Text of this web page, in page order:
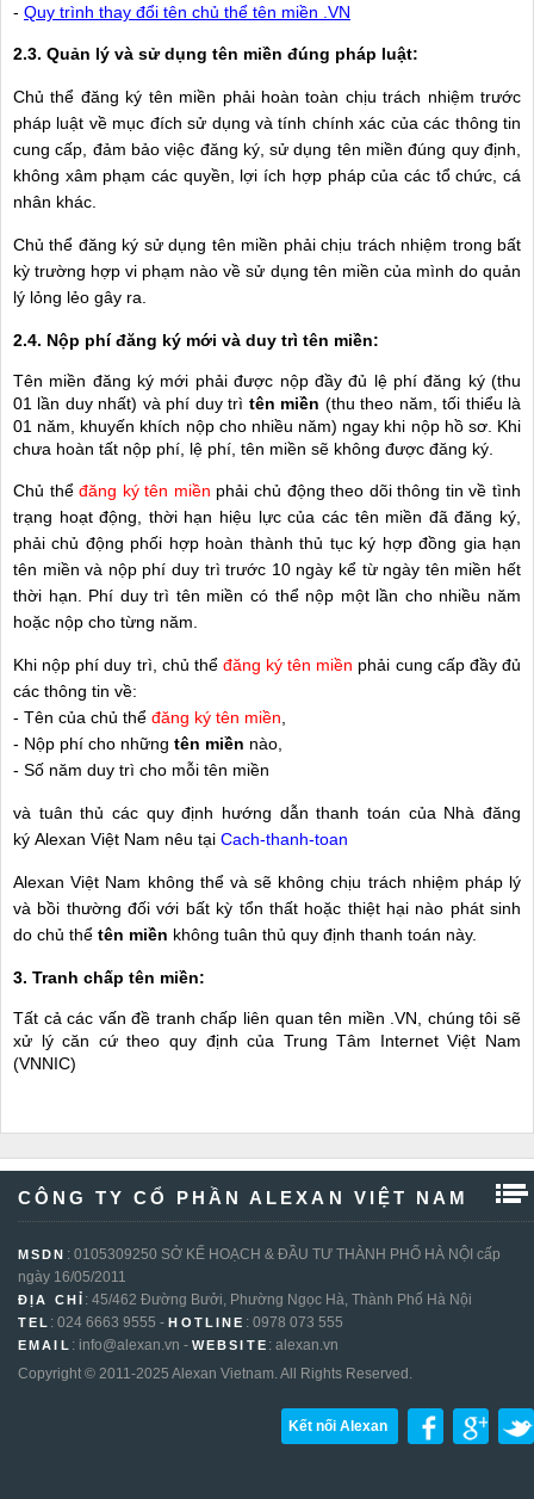
- Quy trình thay đổi tên chủ thể tên miền .VN
2.3. Quản lý và sử dụng tên miền đúng pháp luật:
Chủ thể đăng ký tên miền phải hoàn toàn chịu trách nhiệm trước
pháp luật về mục đích sử dụng và tính chính xác của các thông tin
cung cấp, đảm bảo việc đăng ký, sử dụng tên miền đúng quy định,
không xâm phạm các quyền, lợi ích hợp pháp của các tổ chức, cá
nhân khác.
Chủ thể đăng ký sử dụng tên miền phải chịu trách nhiệm trong bất
kỳ trường hợp vi phạm nào về sử dụng tên miền của mình do quản
lý lỏng lẻo gây ra.
2.4. Nộp phí đăng ký mới và duy trì tên miền:
Tên miền đăng ký mới phải được nộp đầy đủ lệ phí đăng ký (thu
01 lần duy nhất) và phí duy trì tên miền (thu theo năm, tối thiểu là
01 năm, khuyến khích nộp cho nhiều năm) ngay khi nộp hồ sơ. Khi
chưa hoàn tất nộp phí, lệ phí, tên miền sẽ không được đăng ký.
Chủ thểđăng ký tên miền phải chủ động theo dõi thông tin về tình
trạng hoạt động, thời hạn hiệu lực của các tên miền đã đăng ký,
phải chủ động phối hợp hoàn thành thủ tục ký hợp đồng gia hạn
tên miền và nộp phí duy trì trước 10 ngày kể từ ngày tên miền hết
thời hạn. Phí duy trì tên miền có thể nộp một lần cho nhiều năm
hoặc nộp cho từng năm.
Khi nộp phí duy trì, chủ thể đăng ký tên miền phải cung cấp đầy đủ
các thông tin về:
- Tên của chủ thể đăng ký tên miền
- Nộp phí cho những tên miền nào,
- Số năm duy trì cho mỗi tên miền
và tuân thủ các quy định hướng dẫn thanh toán của Nhà đăng
ký Alexan Việt Nam nêu tại Cach-thanh-toan
Alexan Việt Nam không thể và sẽ không chịu trách nhiệm pháp lý
và bồi thường đối với bất kỳ tổn thất hoặc thiệt hại nào phát sinh
do chủ thể tên miền không tuân thủ quy định thanh toán này.
3. Tranh chấp tên miền:
Tất cả các vấn đề tranh chấp liên quan tên miền .VN, chúng tôi sẽ
xử lý căn cứ theo quy định của Trung Tâm Internet Việt Nam
(VNNIC)
CÔNG TY CỔ PHẦN ALEXAN VIỆT NAM
MSDN : 0105309250 SỞ KẾ HOẠCH & ĐẦU TƯ THÀNH PHỐ HÀ NỘI cấp
ngày 16/05/2011
ĐỊA CHỈ : 45/462 Đường Bưởi, Phường Ngọc Hà, Thành Phố Hà Nội
TEL : 024 6663 9555 -HOTLINE : 0978 073 555
EMAIL : info@alexan.vn - WEBSITE : alexan.vn
Copyright © 2011-2025 Alexan Vietnam. All Rights Reserved.